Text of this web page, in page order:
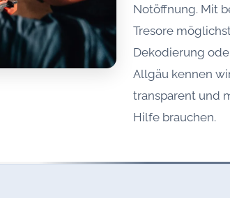
Notöffnung. Mit
Tresore
Dekodierung
Allgäu kennen
transparent und
Hilfe brauchen.